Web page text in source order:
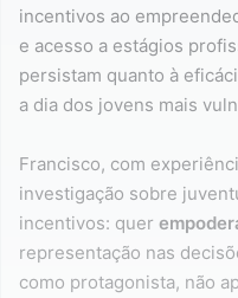
incentivos ao
e acesso a estágios
persistam quanto à
a dia dos jovens mais
Francisco, com
investigação sobre
incentivos: quer
representação nas
como protagonista, não